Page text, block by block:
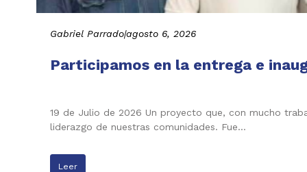
Gabriel Parrado|agosto 6, 2026
Participamos en la entrega e
19 de Julio de 2026 Un proyecto que, con mucho
liderazgo de nuestras comunidades. Fue…
Leer